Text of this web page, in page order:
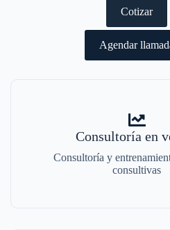
Cotizar
Agendar
Consultoría en
Consultoría y
consultivas